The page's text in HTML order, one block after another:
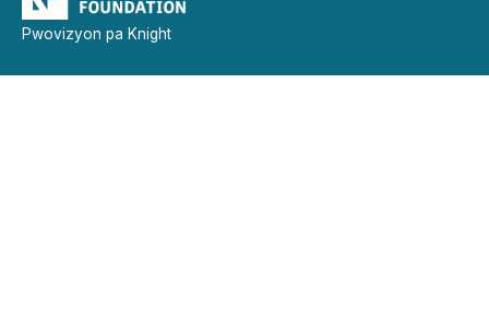
Pwovizyon pa Knight